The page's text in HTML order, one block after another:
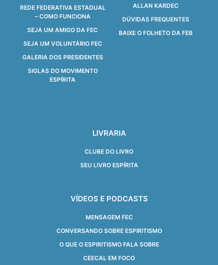
REDE FEDERATIVA ESTADUAL
– COMO FUNCIONA
SEJA UM AMIGO DA FEC
SEJA UM VOLUNTÁRIO FEC
GALERIA DOS PRESIDENTES
SIGLAS DO MOVIMENTO
ESPÍRITA
ALLAN KARDEC
DÚVIDAS FREQUENTES
BAIXE O FOLHETO DA FEB
LIVRARIA
CLUBE DO LIVRO
SEU LIVRO ESPÍRITA
VÍDEOS E PODCASTS
MENSAGEM FEC
CONVERSANDO SOBRE ESPIRITISMO
O QUE O ESPIRITISMO FALA SOBRE
CEECAL EM FOCO